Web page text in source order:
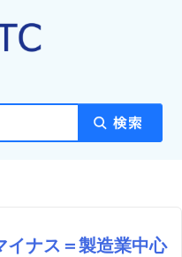
イナス＝製造業中心